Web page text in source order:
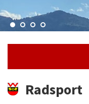
Radsport